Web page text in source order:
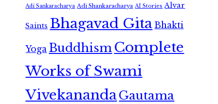
Adi Sankaracharya Adi Shankaracharya AI Stories Alvar
Saints Bhagavad GitaBhakti
Yoga Buddhism Complete
Works of Swami
VivekanandaGautama